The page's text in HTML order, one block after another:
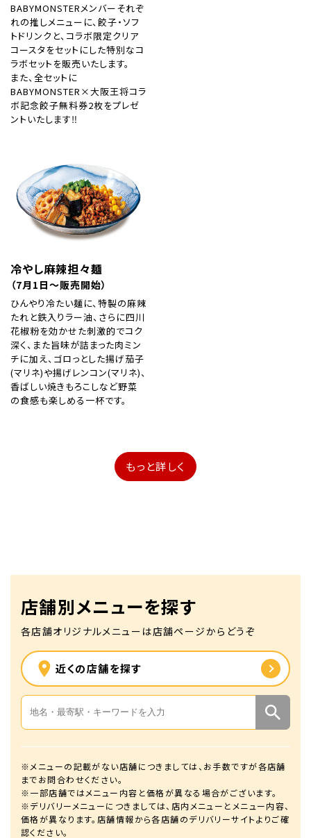
BABYMONSTERメンバーそれぞ
れの推しメニューに、餃子・ソフ
トドリンクと、コラボ限定クリア
コースタをセットにした特別なコ
ラボセットを販売いたします。
また、全セットに
BABYMONSTER×大阪王将コラ
ボ記念餃子無料券2枚をプレゼ
ントいたします‼
冷やし麻辣担々麺
（7月1日～販売開始）
ひんやり冷たい麺に、特製の麻辣
たれと鉄入りラー油、さらに四川
花椒粉を効かせた刺激的でコク
深く、また旨味が詰まった肉ミン
チに加え、ゴロっとした揚げ茄子
(マリネ)や揚げレンコン(マリネ)、
香ばしい焼きもろこしなど野菜
の食感も楽しめる一杯です。
もっと詳しく
店舗別メニューを探す
各店舗オリジナルメニューは店舗ページからどうぞ
近くの店舗を探す
※メニューの記載がない店舗につきましては、お手数ですが各店舗
までお問合わせください。
※一部店舗ではメニュー内容と価格が異なる場合がございます。
※デリバリーメニューにつきましては、店内メニューとメニュー内容、
価格が異なります。店舗情報から各店舗のデリバリーサイトよりご確
認ください。